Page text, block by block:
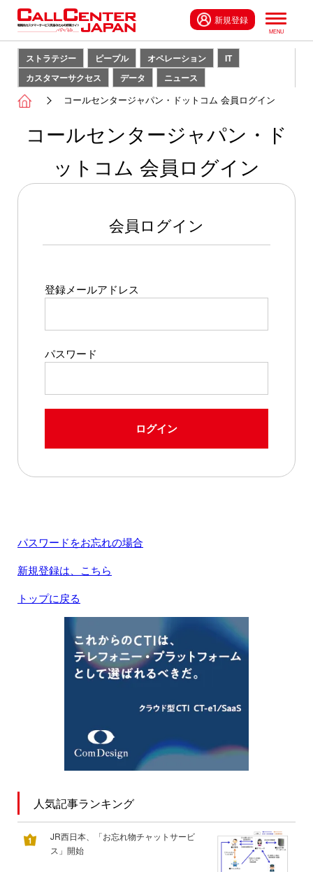
新規登録
ストラテジー ピープル オペレーション
IT
カスタマーサクセス
データ ニュース
コールセンタージャパン・ドットコム 会員ログイン
コールセンタージャパン・ド
ットコム 会員ログイン
会員ログイン
登録メールアドレス
パスワード
ログイン
パスワードをお忘れの場合
新規登録は、こちら
トップに戻る
人気記事ランキング
JR西日本、「お忘れ物チャットサービ
ス」開始